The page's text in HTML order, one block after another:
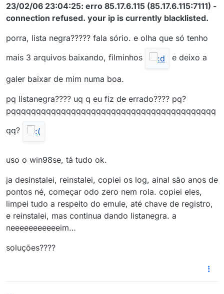
23/02/06 23:04:25: erro 85.17.6.115 (85.17.6.115:7111) -
connection refused. your ip is currently blacklisted.
porra, lista negra????? fala sório. e olha que só tenho
mais 3 arquivos baixando, filminhos
e deixo a
galer baixar de mim numa boa.
pq listanegra???? uq q eu fiz de errado???? pq?
pqqqqqqqqqqqqqqqqqqqqqqqqqqqqqqqqqqqqqqqqq
qq?
uso o win98se, tá tudo ok.
ja desinstalei, reinstalei, copiei os log, ainal são anos de
pontos né, começar odo zero nem rola. copiei eles,
limpei tudo a respeito do emule, até chave de registro,
e reinstalei, mas continua dando listanegra. a
neeeeeeeeeeeim…
soluções????